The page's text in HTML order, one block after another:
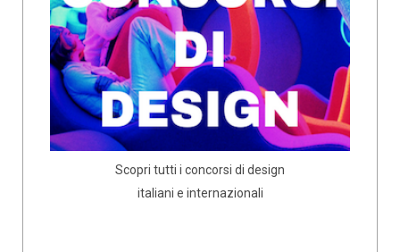
Scopri tutti i concorsi di design
italiani e internazionali